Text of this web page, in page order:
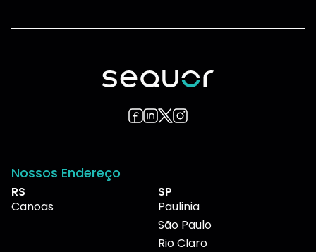
Nossos Endereço
RS
Canoas
SP
Paulinia
São Paulo
Rio Claro